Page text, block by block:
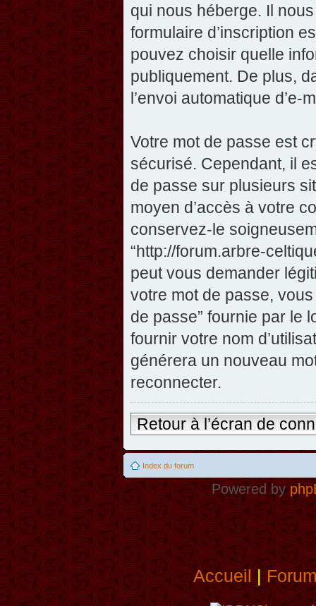
qui nous héberge. Il
formulaire d’inscription
pouvez choisir quelle
publiquement. De plus,
l’envoi automatique d’e-
Votre mot de passe est
sécurisé. Cependant, il
de passe sur plusieurs
moyen d’accès à votre
conservez-le
“http://forum.arbre-
peut vous demander
votre mot de passe,
de passe” fournie par le
fournir votre nom
générera un nouveau
reconnecter.
Retour à l’écran de
Index du forum
Powered by
Accueil|